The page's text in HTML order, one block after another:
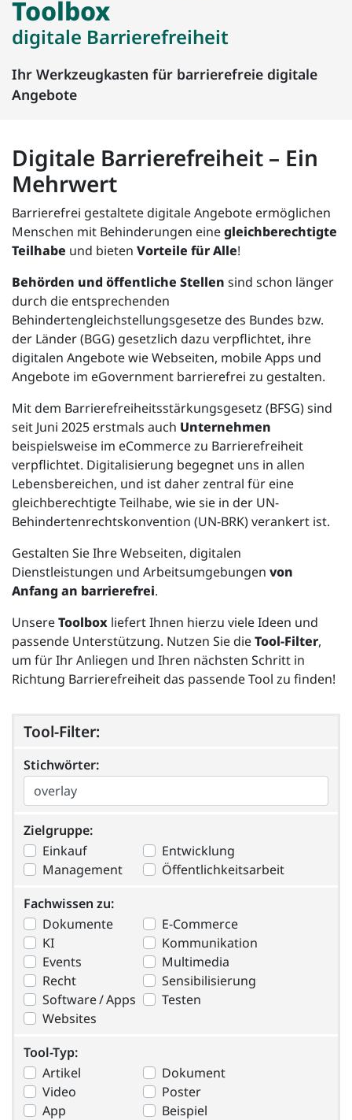
Toolbox
digitale Barrierefreiheit
Ihr Werkzeugkasten für barrierefreie digitale
Angebote
Digitale Barrierefreiheit – Ein
Mehrwert
Barrierefrei gestaltete digitale Angebote ermöglichen
Menschen mit Behinderungen einegleichberechtigte
Teilhabe und bieten Vorteile für Alle!
Behörden und öffentliche Stellen sind schon länger
durch die entsprechenden
Behindertengleichstellungsgesetze des Bundes bzw.
der Länder (BGG) gesetzlich dazu verpflichtet, ihre
digitalen Angebote wie Webseiten, mobile Apps und
Angebote im eGovernment barrierefrei zu gestalten.
Mit dem Barrierefreiheitsstärkungsgesetz (BFSG) sind
seit Juni 2025 erstmals auch Unternehmen
beispielsweise im eCommerce zu Barrierefreiheit
verpflichtet. Digitalisierung begegnet uns in allen
Lebensbereichen, und ist daher zentral für eine
gleichberechtigte Teilhabe, wie sie in der UN-
Behindertenrechtskonvention (UN-BRK) verankert ist.
Gestalten Sie Ihre Webseiten, digitalen
Dienstleistungen und Arbeitsumgebungen von
Anfang an barrierefrei.
UnsereToolbox liefert Ihnen hierzu viele Ideen und
passende Unterstützung. Nutzen Sie dieTool-Filter,
um für Ihr Anliegen und Ihren nächsten Schritt in
Richtung Barrierefreiheit das passende Tool zu finden!
Tool-Filter:
Stichwörter:
Stichwörter:
Zielgruppe
Zielgruppe:
Einkauf
Entwicklung
Management
Öffentlichkeitsarbeit
Fachwissen zu
Fachwissen zu:
Dokumente
E-Commerce
KI
Kommunikation
Events
Multimedia
Recht
Sensibilisierung
Software / Apps
Testen
Websites
Tool-Typ
Tool-Typ:
Artikel
Dokument
Video
Poster
App
Beispiel